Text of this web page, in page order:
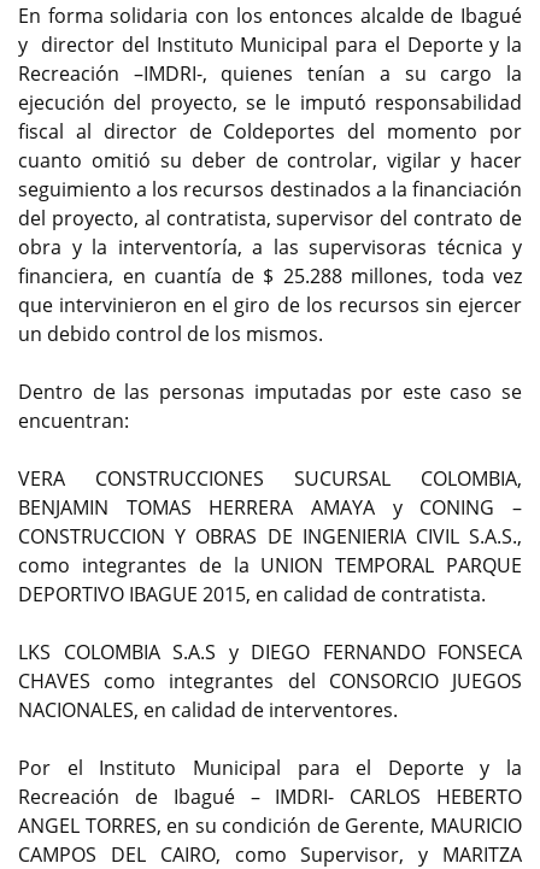
En forma solidaria con los entonces alcalde de Ibagué
y director del Instituto Municipal para el Deporte y la
Recreación –IMDRI-, quienes tenían a su cargo la
ejecución del proyecto, se le imputó responsabilidad
fiscal al director de Coldeportes del momento por
cuanto omitió su deber de controlar, vigilar y hacer
seguimiento a los recursos destinados a la financiación
del proyecto, al contratista, supervisor del contrato de
obra y la interventoría, a las supervisoras técnica y
financiera, en cuantía de $ 25.288 millones, toda vez
que intervinieron en el giro de los recursos sin ejercer
un debido control de los mismos.
Dentro de las personas imputadas por este caso se
encuentran:
VERA CONSTRUCCIONES SUCURSAL COLOMBIA,
BENJAMIN TOMAS HERRERA AMAYA y CONING –
CONSTRUCCION Y OBRAS DE INGENIERIA CIVIL S.A.S.,
como integrantes de la UNION TEMPORAL PARQUE
DEPORTIVO IBAGUE 2015, en calidad de contratista.
LKS COLOMBIA S.A.S y DIEGO FERNANDO FONSECA
CHAVES como integrantes del CONSORCIO JUEGOS
NACIONALES, en calidad de interventores.
Por el Instituto Municipal para el Deporte y la
Recreación de Ibagué – IMDRI- CARLOS HEBERTO
ANGEL TORRES, en su condición de Gerente, MAURICIO
CAMPOS DEL CAIRO, como Supervisor, y MARITZA